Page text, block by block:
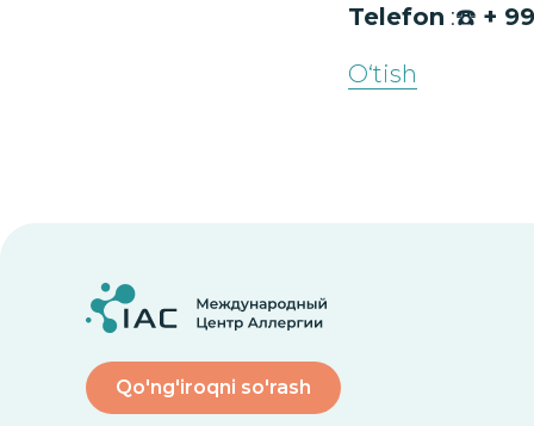
Telefon :☎️ +
O‘tish
Qo'ng'iroqni so'rash